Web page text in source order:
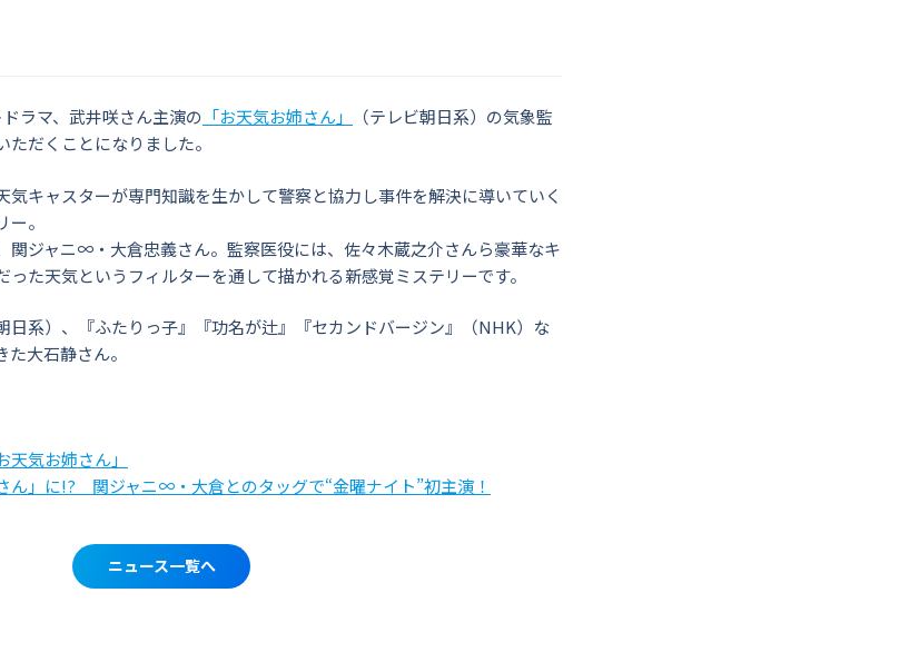
ラマ、武井咲さん主演の 「お天気お姉さん」
（テレビ朝日系）の気象監
だくことになりました。
気キャスターが専門知識を生かして警察と協力し事件を解決に導いていく
。
関ジャニ∞・大倉忠義さん。監察医役には、佐々木蔵之介さんら豪華なキ
た天気というフィルターを通して描かれる新感覚ミステリーです。
日系）、『ふたりっ子』『功名が辻』『セカンドバージン』（NHK）な
大石静さん。
気お姉さん」
ん」に!? 関ジャニ∞・大倉とのタッグで“金曜ナイト”初主演！
ニュース一覧へ